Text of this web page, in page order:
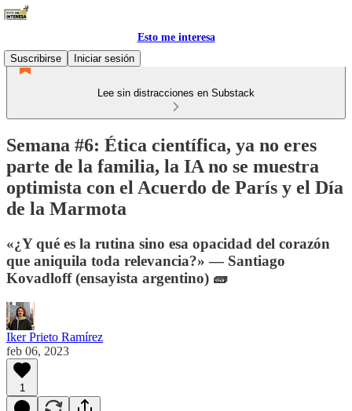
Esto me interesa
Suscribirse
Iniciar sesión
Lee sin distracciones en Substack
Semana #6: Ética científica, ya no eres
parte de la familia, la IA no se muestra
optimista con el Acuerdo de París y el Día
de la Marmota
«¿Y qué es la rutina sino esa opacidad del corazón
que aniquila toda relevancia?» — Santiago
Kovadloff (ensayista argentino) 🧱
Iker Prieto Ramírez
feb 06, 2023
1